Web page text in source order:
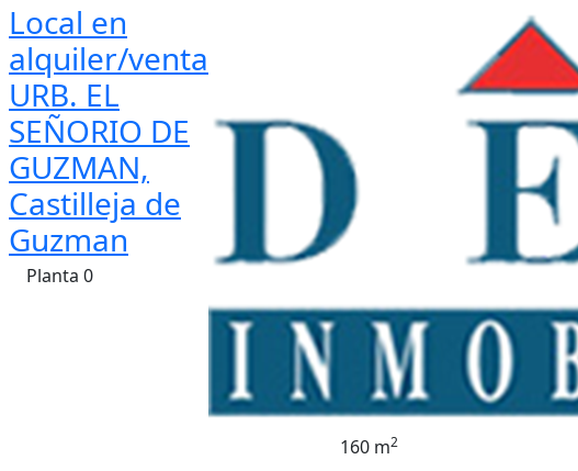
Local en
alquiler/venta
URB. EL
SEÑORIO DE
GUZMAN,
Castilleja de
Guzman
Planta 0
160 m2